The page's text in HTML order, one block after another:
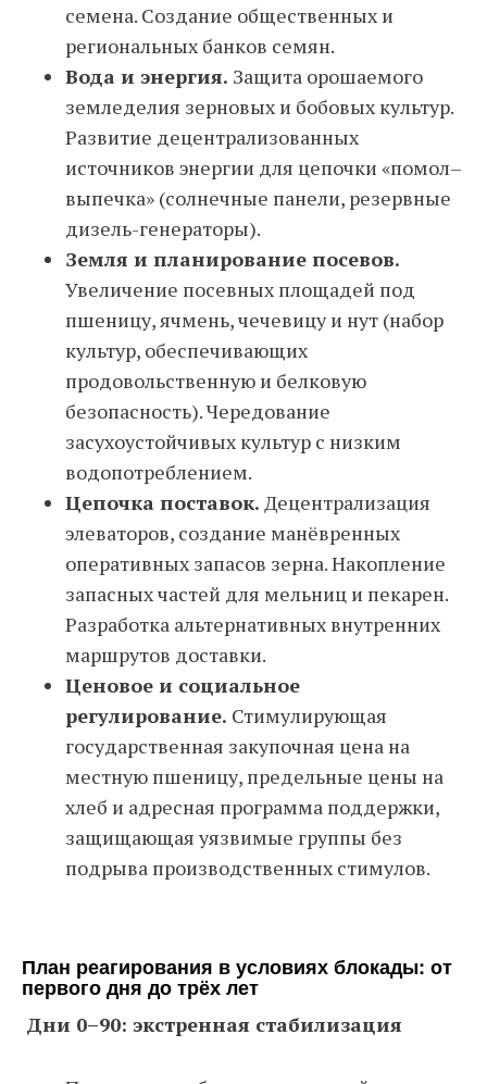
семена. Создание общественных и
региональных банков семян.
Вода и энергия. Защита орошаемого
земледелия зерновых и бобовых культур.
Развитие децентрализованных
источников энергии для цепочки «помол–
выпечка» (солнечные панели, резервные
дизель-генераторы).
Земля и планирование посевов.
Увеличение посевных площадей под
пшеницу, ячмень, чечевицу и нут (набор
культур, обеспечивающих
продовольственную и белковую
безопасность). Чередование
засухоустойчивых культур с низким
водопотреблением.
Цепочка поставок. Децентрализация
элеваторов, создание манёвренных
оперативных запасов зерна. Накопление
запасных частей для мельниц и пекарен.
Разработка альтернативных внутренних
маршрутов доставки.
Ценовое и социальное
регулирование. Стимулирующая
государственная закупочная цена на
местную пшеницу, предельные цены на
хлеб и адресная программа поддержки,
защищающая уязвимые группы без
подрыва производственных стимулов.
План реагирования в условиях блокады: от
первого дня до трёх лет
Дни 0–90: экстренная стабилизация